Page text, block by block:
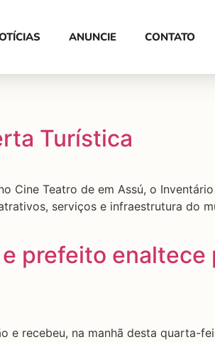
ANUNCIE CONTATO
Turística
Cine Teatro de em Assú, o
serviços e infraestrutura do
prefeito enaltece
e recebeu, na manhã desta quarta-